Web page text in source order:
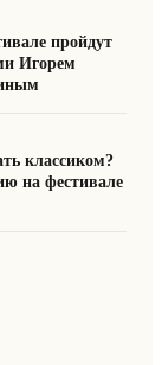
пройдут
Игорем
классиком?
на фестивале